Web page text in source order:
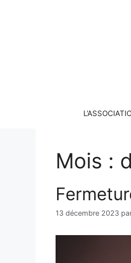
Mois :
13 décembre 2023